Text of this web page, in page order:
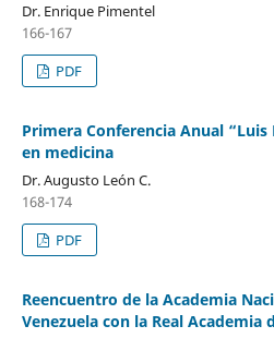
Dr. Enrique Pimentel
166-167
PDF
Primera Conferencia Anual
en medicina
Dr. Augusto León C.
168-174
PDF
Reencuentro de la Academia
Venezuela con la Real Academia